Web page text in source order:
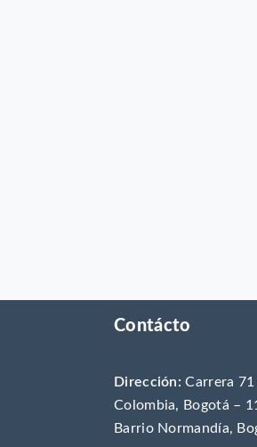
Contácto
Dirección:Carrera
Colombia, Bogotá –
Barrio Normandía,